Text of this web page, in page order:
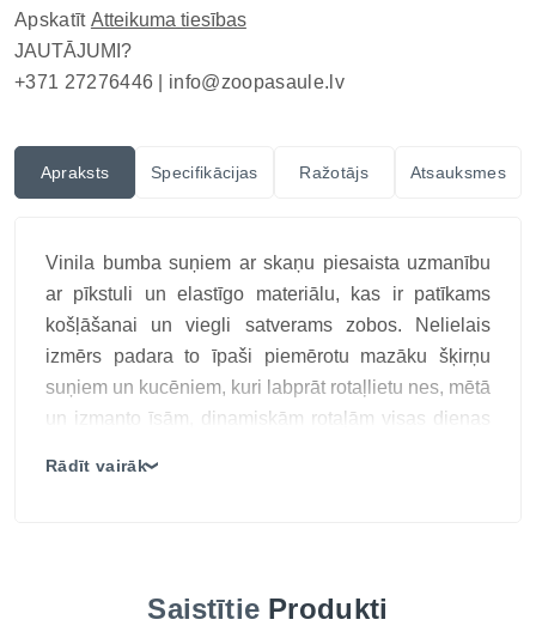
Apskatīt Atteikuma tiesības
JAUTĀJUMI?
+371 27276446 | info@zoopasaule.lv
Apraksts Specifikācijas Ražotājs Atsauksmes
Vinila bumba suņiem ar skaņu piesaista uzmanību
ar pīkstuli un elastīgo materiālu, kas ir patīkams
košļāšanai un viegli satverams zobos. Nelielais
izmērs padara to īpaši piemērotu mazāku šķirņu
suņiem un kucēniem, kuri labprāt rotaļlietu nes, mētā
un izmanto īsām, dinamiskām rotaļām visas dienas
Rādīt vairāk❯
Saistītie Produkti